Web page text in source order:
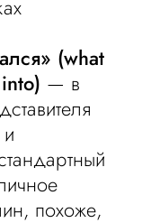
(what
— в
похоже,